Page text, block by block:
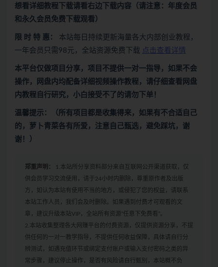
想看详细教程下载请看右边下载内容 （请注意：年度会员
和永久会员免费下载观看）
限 时 特 惠： 本站每日持续更新海量各大内部创业教程，
一年会员只需98元，全站资源免费下载 点击查看详情
本平台仅做项目分享，项目不提供一对一指导，如果不会
操作，网盘内均配备详细视频操作教程，请仔细查看网盘
内教程自行研究，小白接受不了的请勿下单！
温馨提示：（所有项目都是收集得来，如果有不合适自己
的，萝卜青菜各有所爱，注意自己甄选，避免踩坑，谢
谢！）
郑重声明：
1.本站所分享资料部分来自互联网公开渠道获取，仅
供会员学习交流使用，请于24小时内删除，尊重原作者及出版
方，如认为本站有使用不当的地方，或侵犯了您的权益，请联系
本站工作人员，我们会及时删除。如果遇到付费才可观看的文
章，建议升级本站VIP，全站所有资源“任意下免费看”。
2.本站收集整理各大网赚平台的付费资源，仅提供资源分享，不提
供任何的一对一教学指导，不提供任何收益保障，具体请自行分
辨测试，如遇充值环节或绑定支付账户或输入支付密码之类的异
常步骤，建议停止操作，是否有风险请自行甄别，本站概不负